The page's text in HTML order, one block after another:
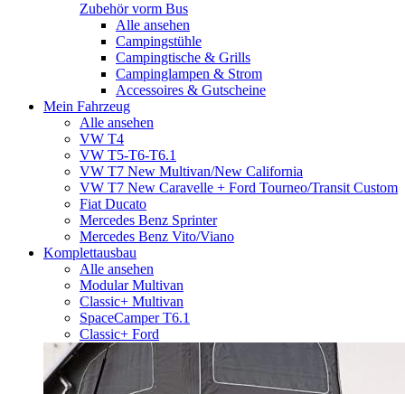
Zubehör vorm Bus
Alle ansehen
Campingstühle
Campingtische & Grills
Campinglampen & Strom
Accessoires & Gutscheine
Mein Fahrzeug
Alle ansehen
VW T4
VW T5-T6-T6.1
VW T7 New Multivan/New California
VW T7 New Caravelle + Ford Tourneo/Transit Custom
Fiat Ducato
Mercedes Benz Sprinter
Mercedes Benz Vito/Viano
Komplettausbau
Alle ansehen
Modular Multivan
Classic+ Multivan
SpaceCamper T6.1
Classic+ Ford